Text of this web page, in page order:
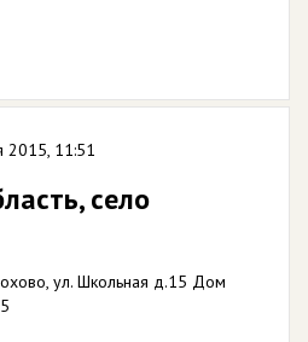
2015, 11:51
село
ул. Школьная д.15 Дом